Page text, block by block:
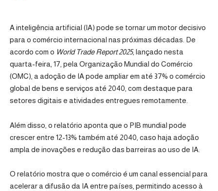
A inteligência artificial (IA) pode se tornar um motor decisivo
para o comércio internacional nas próximas décadas. De
acordo com o World Trade Report 2025, lançado nesta
quarta-feira, 17, pela Organização Mundial do Comércio
(OMC) , a adoção de IA pode ampliar em até 37% o comércio
global de bens e serviços até 2040, com destaque para
setores digitais e atividades entregues remotamente.
Além disso, o relatório aponta que o PIB mundial pode
crescer entre 12-13% também até 2040, caso haja adoção
ampla de inovações e redução das barreiras ao uso de IA.
O relatório mostra que o comércio é um canal essencial para
acelerar a difusão da IA entre países, permitindo acesso à